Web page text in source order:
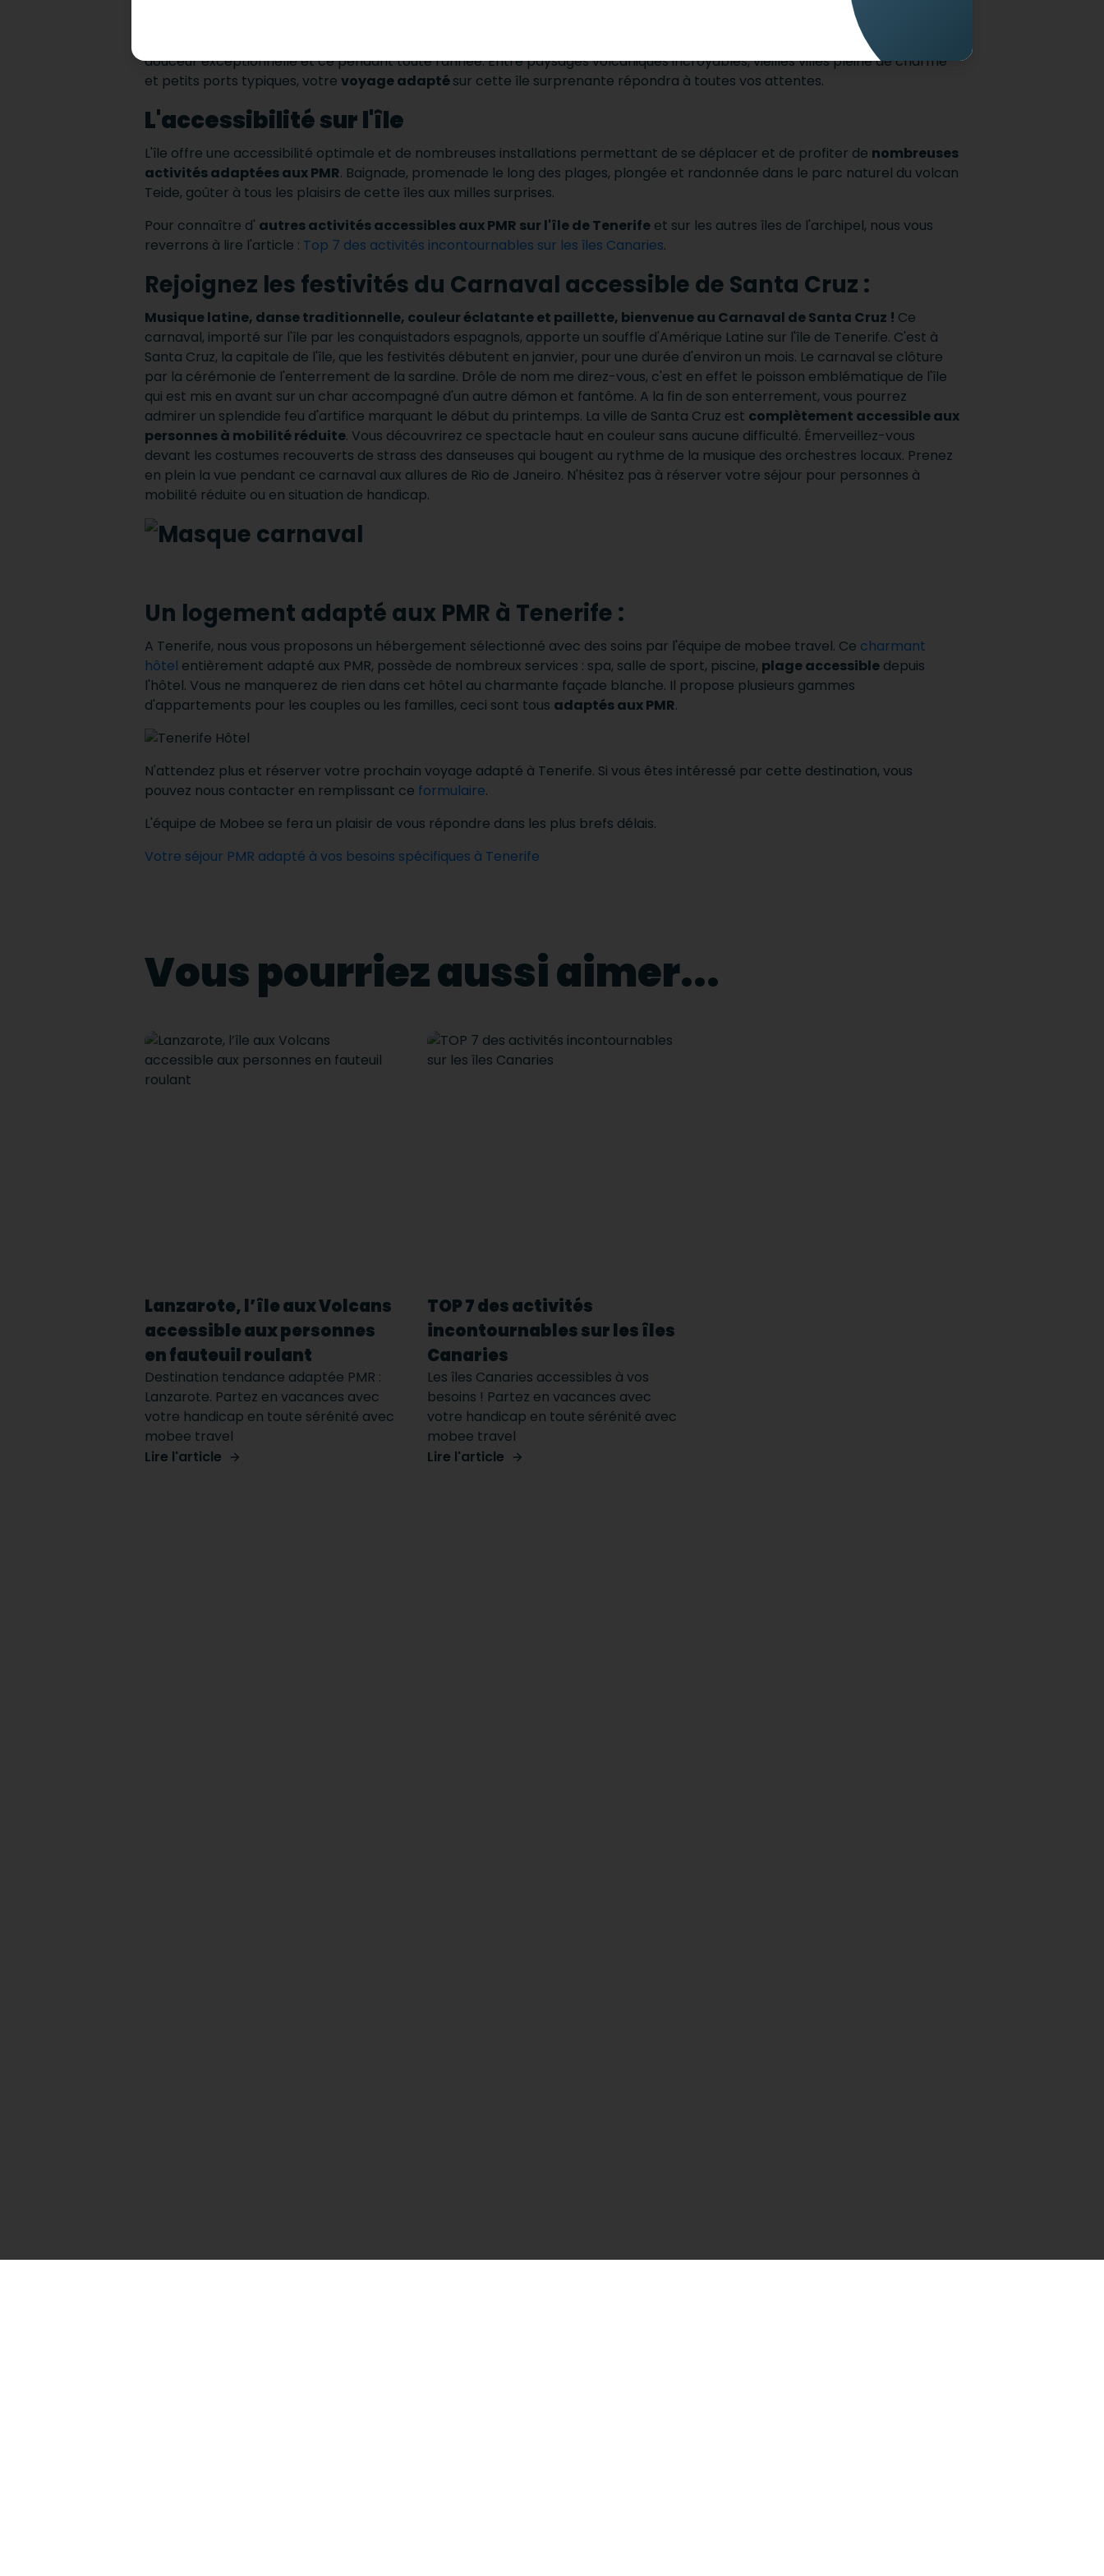
l'île regorge de plages paradisiaques
, de cités coloniales aux couleurs vives, d'un volcan des plus impressionnants et possédant un climat d'une
douceur exceptionnelle et ce pendant toute l'année. Entre paysages volcaniques incroyables, vieilles villes pleine de charme
et petits ports typiques, votre voyage adaptésur cette île surprenante répondra à toutes vos attentes.
L'accessibilité sur l'île
L'île offre une accessibilité optimale et de nombreuses installations permettant de se déplacer et de profiter de nombreuses
activités adaptées aux PMR. Baignade, promenade le long des plages, plongée et randonnée dans le parc naturel du volcan
Teide, goûter à tous les plaisirs de cette îles aux milles surprises.
Pour connaître d' autres activités accessibles aux PMR sur l'île de Tenerife et sur les autres îles de l'archipel, nous vous
reverrons à lire l'article : Top 7 des activités incontournables sur les îles Canaries.
Rejoignez les festivités du Carnaval accessible de Santa Cruz :
Musique latine, danse traditionnelle, couleur éclatante et paillette, bienvenue au Carnaval de Santa Cruz ! Ce
carnaval, importé sur l'île par les conquistadors espagnols, apporte un souffle d'Amérique Latine sur l'île de Tenerife. C'est à
Santa Cruz, la capitale de l'île, que les festivités débutent en janvier, pour une durée d'environ un mois. Le carnaval se clôture
par la cérémonie de l'enterrement de la sardine. Drôle de nom me direz-vous, c'est en effet le poisson emblématique de l'île
qui est mis en avant sur un char accompagné d'un autre démon et fantôme. A la fin de son enterrement, vous pourrez
admirer un splendide feu d'artifice marquant le début du printemps. La ville de Santa Cruz est complètement accessible aux
personnes à mobilité réduite. Vous découvrirez ce spectacle haut en couleur sans aucune difficulté. Émerveillez-vous
devant les costumes recouverts de strass des danseuses qui bougent au rythme de la musique des orchestres locaux. Prenez
en plein la vue pendant ce carnaval aux allures de Rio de Janeiro. N'hésitez pas à réserver votre séjour pour personnes à
mobilité réduite ou en situation de handicap.
Un logement adapté aux PMR à Tenerife :
A Tenerife, nous vous proposons un hébergement sélectionné avec des soins par l'équipe de mobee travel. Ce charmant
hôtel entièrement adapté aux PMR, possède de nombreux services : spa, salle de sport, piscine, plage accessible depuis
l'hôtel. Vous ne manquerez de rien dans cet hôtel au charmante façade blanche. Il propose plusieurs gammes
d'appartements pour les couples ou les familles, ceci sont tous adaptés aux PMR.
N'attendez plus et réserver votre prochain voyage adapté à Tenerife. Si vous êtes intéressé par cette destination, vous
pouvez nous contacter en remplissant ce formulaire.
L'équipe de Mobee se fera un plaisir de vous répondre dans les plus brefs délais.
Votre séjour PMR adapté à vos besoins spécifiques à Tenerife
Vous pourriez aussi aimer...
Lanzarote, l’île aux Volcans
accessible aux personnes
en fauteuil roulant
Destination tendance adaptée PMR :
Lanzarote. Partez en vacances avec
votre handicap en toute sérénité avec
mobee travel
Lire l'article
TOP 7 des activités
incontournables sur les îles
Canaries
Les îles Canaries accessibles à vos
besoins ! Partez en vacances avec
votre handicap en toute sérénité avec
mobee travel
Lire l'article